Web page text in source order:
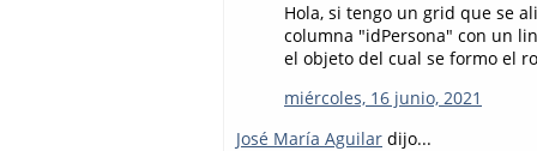
Hola, si tengo un grid que se
columna "idPersona" con un
el objeto del cual se formo el
miércoles, 16 junio, 2021
José María Aguilar dijo...